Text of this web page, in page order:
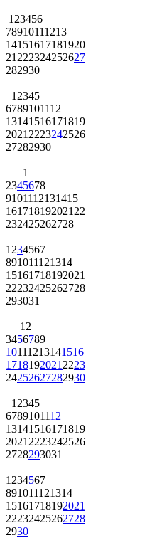
1 23456
78910111213
14151617181920
21 222324252627
282930
1 2345
6789101112
13141516171819
2021 2223242526
27282930
1
2345678
9101112131415
161718192021 22
232425262728
1 234567
891011121314
15161718192021
22232425262728
293031
1 2
3456789
10111213141516
1718192021 2223
24252627282930
1 2345
6789101112
13141516171819
2021 2223242526
2728293031
1 234567
891011121314
15161718192021
22232425262728
2930